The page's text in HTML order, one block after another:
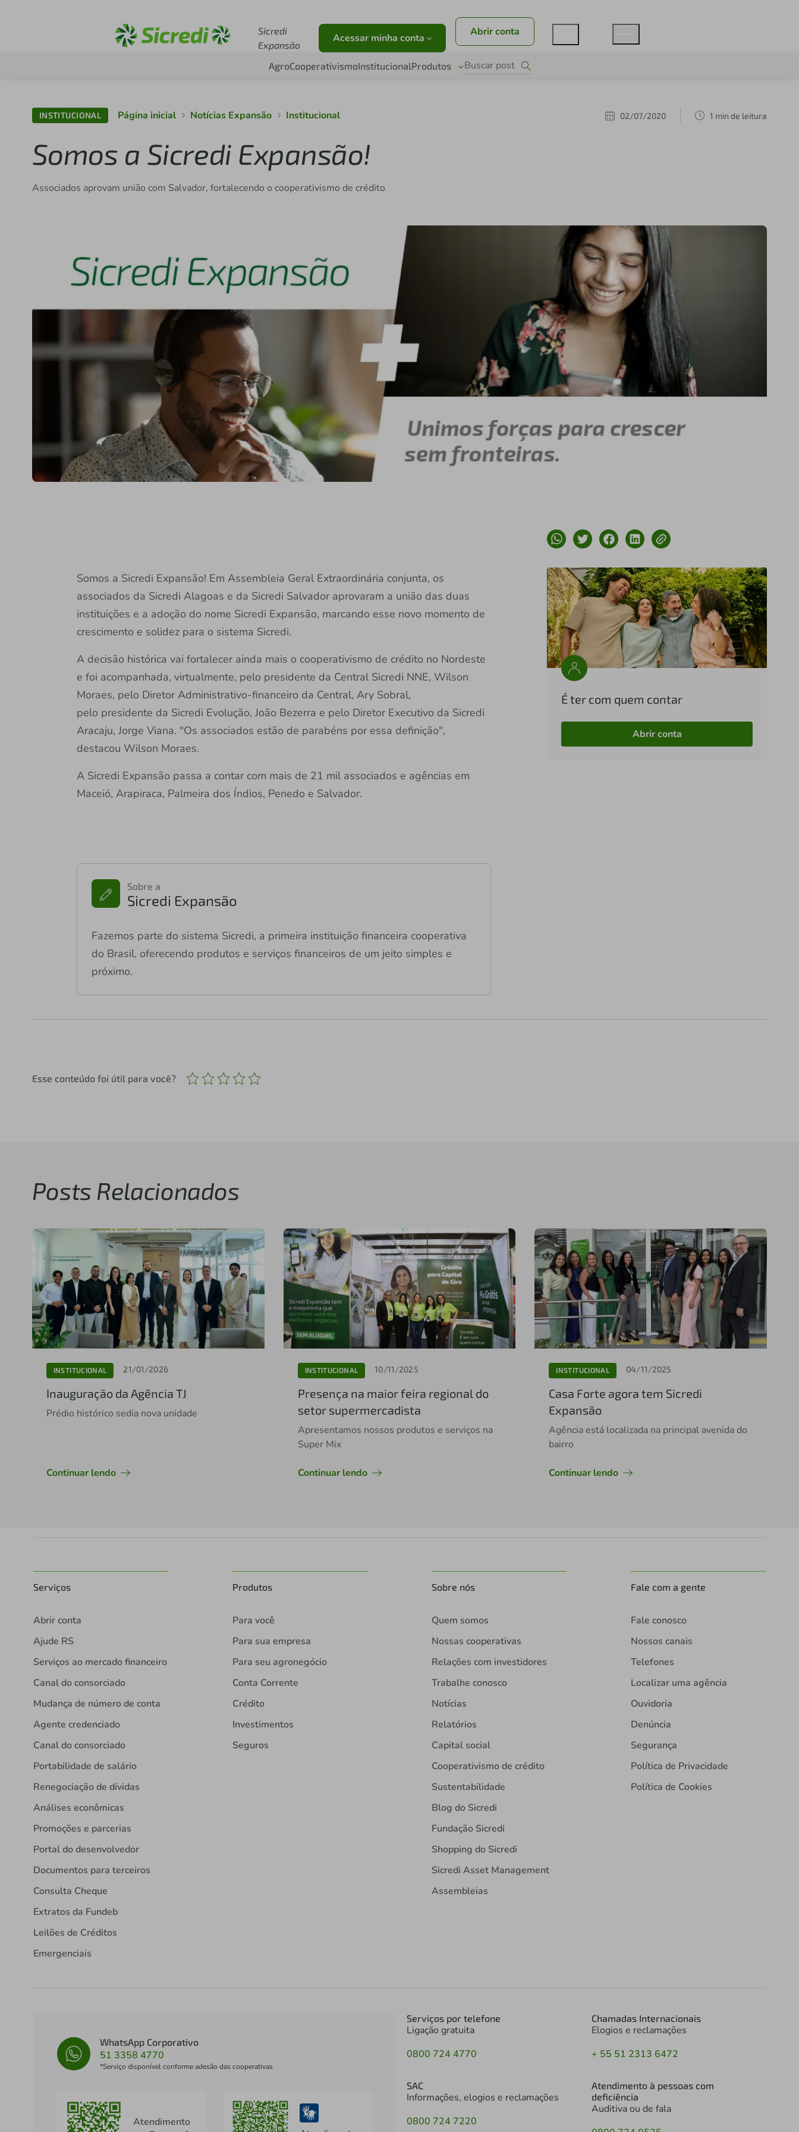
Sicredi
Expansão
Acessar minha conta Abrir conta
AgroCooperativismoInstitucionalProdutos
INSTITUCIONAL Página inicial Notícias Expansão Institucional 02/07/2020 1 min de leitura
Somos a Sicredi Expansão!
Associados aprovam união com Salvador, fortalecendo o cooperativismo de crédito
Somos a Sicredi Expansão! Em Assembleia Geral Extraordinária conjunta, os
associados da Sicredi Alagoas e da Sicredi Salvador aprovaram a união das duas
instituições e a adoção do nome Sicredi Expansão, marcando esse novo momento de
crescimento e solidez para o sistema Sicredi.
A decisão histórica vai fortalecer ainda mais o cooperativismo de crédito no Nordeste
e foi acompanhada, virtualmente, pelo presidente da Central Sicredi NNE, Wilson
Moraes, pelo Diretor Administrativo-financeiro da Central, Ary Sobral,
pelo presidente da Sicredi Evolução, João Bezerra e pelo Diretor Executivo da Sicredi
Aracaju, Jorge Viana. "Os associados estão de parabéns por essa definição",
destacou Wilson Moraes.
A Sicredi Expansão passa a contar com mais de 21 mil associados e agências em
Maceió, Arapiraca, Palmeira dos Índios, Penedo e Salvador.
Sobre a
Sicredi Expansão
Fazemos parte do sistema Sicredi, a primeira instituição financeira cooperativa
do Brasil, oferecendo produtos e serviços financeiros de um jeito simples e
próximo.
É ter com quem contar
Abrir conta
Esse conteúdo foi útil para você?
Posts Relacionados
INSTITUCIONAL 21/01/2026
Inauguração da Agência TJ
Prédio histórico sedia nova unidade
Continuar lendo
INSTITUCIONAL 10/11/2025
Presença na maior feira regional do
setor supermercadista
Apresentamos nossos produtos e serviços na
Super Mix
Continuar lendo
INSTITUCIONAL 04/11/2025
Casa Forte agora tem Sicredi
Expansão
Agência está localizada na principal avenida do
bairro
Continuar lendo
Serviços
Abrir conta
Ajude RS
Serviços ao mercado financeiro
Canal do consorciado
Mudança de número de conta
Agente credenciado
Canal do consorciado
Portabilidade de salário
Renegociação de dívidas
Análises econômicas
Promoções e parcerias
Portal do desenvolvedor
Documentos para terceiros
Consulta Cheque
Extratos da Fundeb
Leilões de Créditos
Emergenciais
Produtos
Para você
Para sua empresa
Para seu agronegócio
Conta Corrente
Crédito
Investimentos
Seguros
Sobre nós
Quem somos
Nossas cooperativas
Relações com investidores
Trabalhe conosco
Notícias
Relatórios
Capital social
Cooperativismo de crédito
Sustentabilidade
Blog do Sicredi
Fundação Sicredi
Shopping do Sicredi
Sicredi Asset Management
Assembleias
Fale com a gente
Fale conosco
Nossos canais
Telefones
Localizar uma agência
Ouvidoria
Denúncia
Segurança
Política de Privacidade
Política de Cookies
WhatsApp Corporativo
51 3358 4770
*Serviço disponível conforme adesão das cooperativas
Atendimento
Serviços por telefone
Ligação gratuita
0800 724 4770
SAC
Informações, elogios e reclamações
0800 724 7220
Chamadas Internacionais
Elogios e reclamações
+ 55 51 2313 6472
Atendimento à pessoas com
deficiência
Auditiva ou de fala